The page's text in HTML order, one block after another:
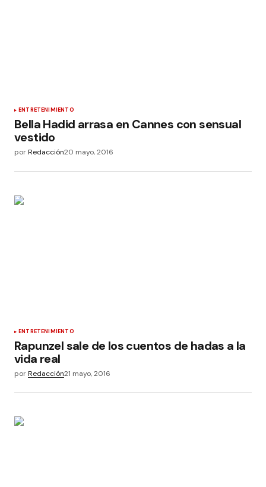
ENTRETENIMIENTO
Bella Hadid arrasa en Cannes con sensual
vestido
porRedacción20 mayo, 2016
ENTRETENIMIENTO
Rapunzel sale de los cuentos de hadas a la
vida real
porRedacción21 mayo, 2016